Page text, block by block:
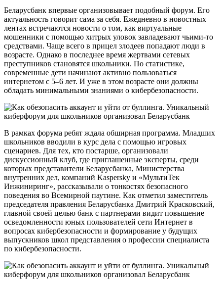
Беларусбанк впервые организовывает подобный форум. Его
актуальность говорит сама за себя. Ежедневно в новостных
лентах встречаются новости о том, как виртуальные
мошенники с помощью хитрых уловок завладевают чьими-то
средствами. Чаще всего в прицел злодеев попадают люди в
возрасте. Однако в последнее время жертвами сетевых
преступников становятся школьники. По статистике,
современные дети начинают активно пользоваться
интернетом с 5–6 лет. И уже в этом возрасте они должны
обладать минимальными знаниями о кибербезопасности.
В рамках форума ребят ждала обширная программа. Младших
школьников вводили в курс дела с помощью игровых
сценариев. Для тех, кто постарше, организовали
дискуссионный клуб, где приглашенные эксперты, среди
которых представители Беларусбанка, Министерства
внутренних дел, компаний Kaspersky и «МультиТек
Инжиниринг», рассказывали о тонкостях безопасного
поведения во Всемирной паутине. Как отметил заместитель
председателя правления Беларусбанка Дмитрий Красковский,
главной своей целью банк с партнерами видит повышение
осведомленности юных пользователей сети Интернет в
вопросах кибербезопасности и формирование у будущих
выпускников школ представления о профессии специалиста
по кибербезопасности.